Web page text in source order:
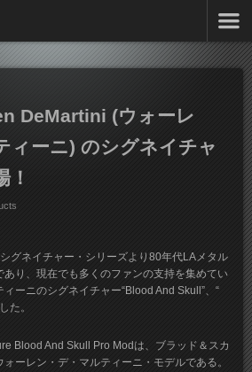
DeMartini (ウォーレ
ィーニ) のシグネイチャ
！
グネイチャー・シリーズより80年代LAメタル
あり、現在でも多くのファンの支持を集めてい
ーニのシグネイチャー“Blood And Skull”、“
た。
Blood And Skull Pro Modは、ブラッド＆スカ
ーレン・デ・マルティーニ・モデルである。